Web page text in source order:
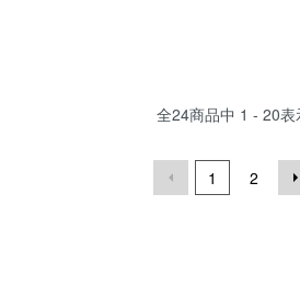
全24商品中 1 - 20表
1 2